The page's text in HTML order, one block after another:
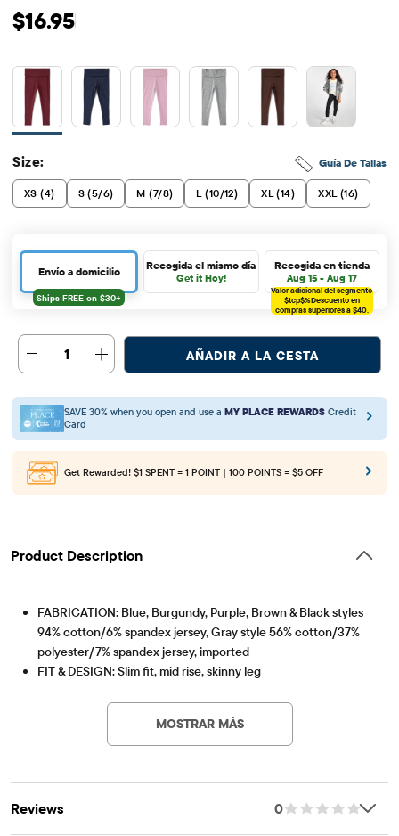
Precio original: $16.95
$16.95
Guía De Tallas
Size:
XS (4) S (5/6) M (7/8) L (10/12) XL (14) XXL (16)
Envío a domicilio Recogida el mismo día
Get it Hoy!
Recogida en tienda
Aug 15 - Aug 17
Valor adicional del segmento
$tcp$%Descuento en
compras superiores a $40.
1 AÑADIR A LA CESTA
SAVE 30% when you open and use a MY PLACE REWARDS Credit
Card
Get Rewarded! $1 SPENT = 1 POINT | 100 POINTS = $5 OFF
Product Description
FABRICATION: Blue, Burgundy, Purple, Brown & Black styles
94% cotton/6% spandex jersey, Gray style 56% cotton/37%
polyester/7% spandex jersey, imported
FIT & DESIGN: Slim fit, mid rise, skinny leg
MOSTRAR MÁS
Reviews 0